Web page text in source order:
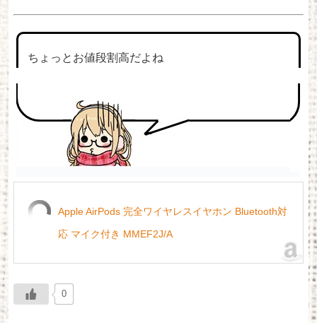
ちょっとお値段割高だよね
Apple AirPods 完全ワイヤレスイヤホン Bluetooth対
応 マイク付き MMEF2J/A
0